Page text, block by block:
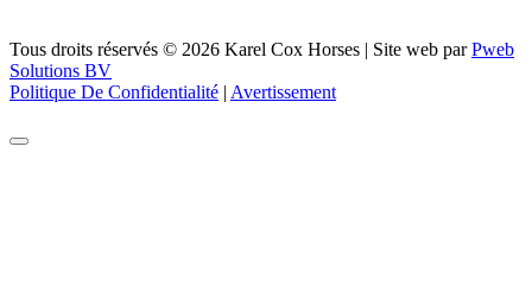
Tous droits réservés © 2026 Karel Cox Horses | Site web parPweb
Solutions BV
Politique De Confidentialité | Avertissement